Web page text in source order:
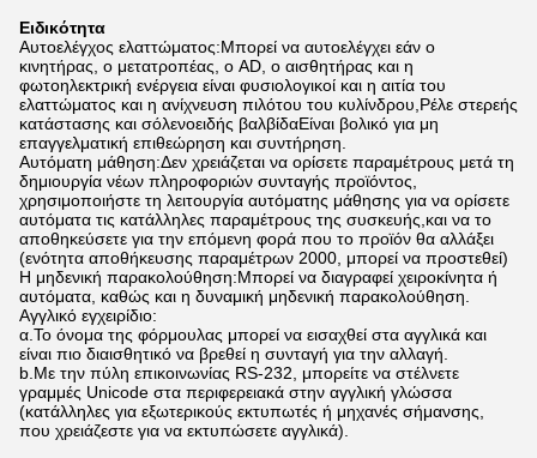
Ειδικότητα
Αυτοελέγχος ελαττώματος:Μπορεί να αυτοελέγχει εάν ο
κινητήρας, ο μετατροπέας, ο AD, ο αισθητήρας και η
φωτοηλεκτρική ενέργεια είναι φυσιολογικοί και η αιτία του
ελαττώματος και η ανίχνευση πιλότου του κυλίνδρου,Ρέλε στερεής
κατάστασης και σόλενοειδής βαλβίδαΕίναι βολικό για μη
επαγγελματική επιθεώρηση και συντήρηση.
Αυτόματη μάθηση:Δεν χρειάζεται να ορίσετε παραμέτρους μετά τη
δημιουργία νέων πληροφοριών συνταγής προϊόντος,
χρησιμοποιήστε τη λειτουργία αυτόματης μάθησης για να ορίσετε
αυτόματα τις κατάλληλες παραμέτρους της συσκευής,και να το
αποθηκεύσετε για την επόμενη φορά που το προϊόν θα αλλάξει
(ενότητα αποθήκευσης παραμέτρων 2000, μπορεί να προστεθεί)
Η μηδενική παρακολούθηση:Μπορεί να διαγραφεί χειροκίνητα ή
αυτόματα, καθώς και η δυναμική μηδενική παρακολούθηση.
Αγγλικό εγχειρίδιο:
α.Το όνομα της φόρμουλας μπορεί να εισαχθεί στα αγγλικά και
είναι πιο διαισθητικό να βρεθεί η συνταγή για την αλλαγή.
b.Με την πύλη επικοινωνίας RS-232, μπορείτε να στέλνετε
γραμμές Unicode στα περιφερειακά στην αγγλική γλώσσα
(κατάλληλες για εξωτερικούς εκτυπωτές ή μηχανές σήμανσης,
που χρειάζεστε για να εκτυπώσετε αγγλικά).